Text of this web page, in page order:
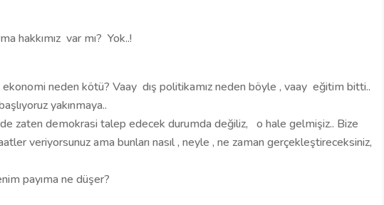
hakkımız var mı? Yok..!
ekonomi neden kötü? Vaay dış politikamız neden böyle , vaay eğitim bitti..
yakınmaya..
zaten demokrasi talep edecek durumda değiliz, o hale gelmişiz.. Bize
veriyorsunuz ama bunları nasıl , neyle , ne zaman gerçekleştireceksiniz,
payıma ne düşer?